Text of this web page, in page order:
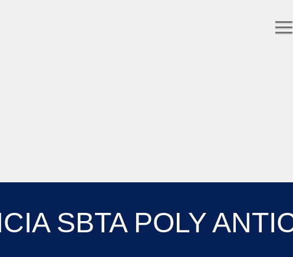
SBTA POLY